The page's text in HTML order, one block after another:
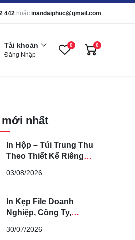
442 hoặc inandaiphuc@gmail.com
Tài khoản
Đăng Nhập
0 0
nhất
In Hộp – Túi Trung Thu
Theo Thiết Kế Riêng
Hàng
03/08/2026
In Kẹp File Doanh
Nghiệp, Công Ty,
Nghiệp, Sang Trọng,
30/07/2026